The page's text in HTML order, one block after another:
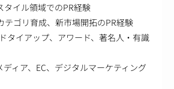
タイル領域でのPR経験
テゴリ育成、新市場開拓のPR経験
タイアップ、アワード、著名人・有識
ディア、EC、デジタルマーケティング